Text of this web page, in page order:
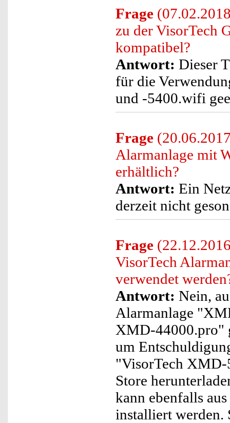
Frage
zu der VisorTech
kompatibel?
Antwort: Dieser
für die
und -5400.wifi
Frage
Alarmanlage mit
erhältlich?
Antwort: Ein
derzeit nicht
Frage
VisorTech
verwendet
Antwort: Nein,
Alarmanlage
XMD-44000.pro"
um
"VisorTech XMD-
Store
kann ebenfalls
installiert werden.